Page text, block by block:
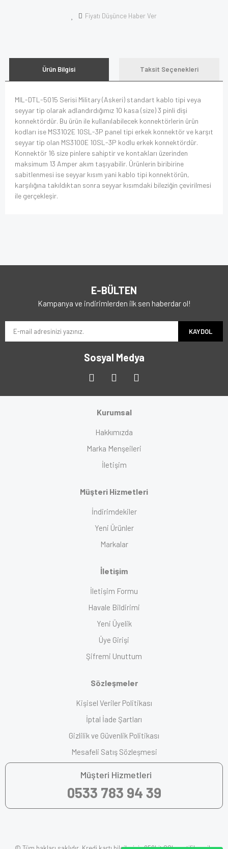
Fiyatı Düşünce Haber Ver
Ürün Bilgisi Taksit Seçenekleri
MIL-DTL-5015 Serisi Military (Askeri) standart kablo tipi veya
seyyar tip olarak adlandırdığımız 10 kasa (size) 3 pinli dişi
konnektördür. Bu ürün ile kullanılabilecek konnektörlerin ürün
kodları ise MS3102E 10SL-3P panel tipi erkek konnektör ve karşıt
seyyar tip olan MS3100E 10SL-3P kodlu erkek konnektördür.
Konnektör 16 size pinlere sahiptir ve kontakları üzerinden
maksimum 13 Amper akım taşıyabilir. Ürünlerin biribirine
sabitlenmesi ise seyyar kısım yani kablo tipi konnektörün,
karşılığına takıldıktan sonra seyyar kısımdaki bileziğin çevirilmesi
ile gerçekleşir.
E-BÜLTEN
Kampanya ve indirimlerden ilk sen haberdar ol!
KAYDOL
Sosyal Medya
Kurumsal
Hakkımızda
Marka Menşeileri
İletişim
Müşteri Hizmetleri
İndirimdekiler
Yeni Ürünler
Markalar
İletişim
İletişim Formu
Havale Bildirimi
Yeni Üyelik
Üye Girişi
Şifremi Unuttum
Sözleşmeler
Kişisel Veriler Politikası
İptal İade Şartları
Gizlilik ve Güvenlik Politikası
Mesafeli Satış Sözleşmesi
Müşteri Hizmetleri
0533 783 94 39